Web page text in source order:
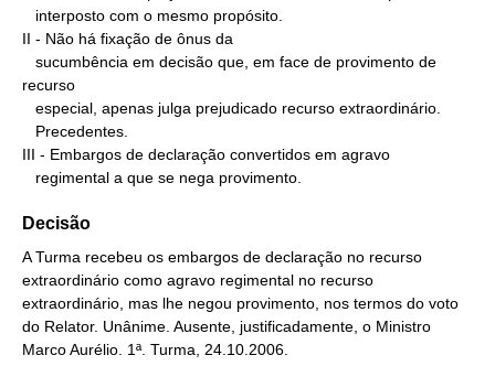
II - Não há fixação de ônus da
recurso
III - Embargos de declaração convertidos em agravo
   regimental a que se nega provimento.
Decisão
A Turma recebeu os embargos de declaração no recurso
extraordinário como agravo regimental no recurso
extraordinário, mas lhe negou provimento, nos termos do voto
do Relator. Unânime. Ausente, justificadamente, o Ministro
Marco Aurélio. 1ª. Turma, 24.10.2006.